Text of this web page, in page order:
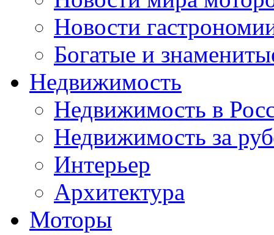
Новости
Богатые и
Недвижимость
Недвижимость в
Недвижимость за
Интерьер
Архитектура
Моторы